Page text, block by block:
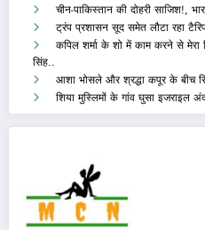
चीन-पाकिस्तान की दोहरी साजिश!,
ट्रंप प्रशासन सूद समेत लौटा रहा
कपिल शर्मा के शो में काम करने से मेरा
सिंह..
आशा भोसले और श्रद्धा कपूर के बीच
शिया मुस्लिमों के गांव घुसा इजराइल